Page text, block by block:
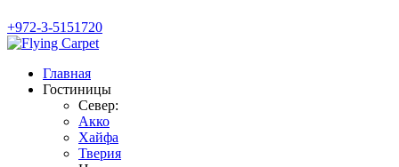
+972-3-5151720
Главная
Гостиницы
Север:
Акко
Хайфа
Тверия